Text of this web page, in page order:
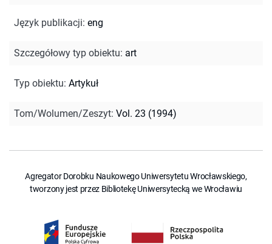
Język publikacji: eng
Szczegółowy typ obiektu: art
Typ obiektu: Artykuł
Tom/Wolumen/Zeszyt: Vol. 23 (1994)
Agregator Dorobku Naukowego Uniwersytetu Wrocławskiego,
tworzony jest przez Bibliotekę Uniwersytecką we Wrocławiu